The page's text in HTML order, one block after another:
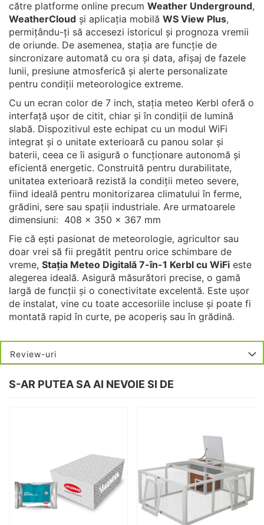
către platforme online precum Weather Underground,
WeatherCloud și aplicația mobilă WS View Plus,
permițându-ți să accesezi istoricul și prognoza vremii
de oriunde. De asemenea, stația are funcție de
sincronizare automată cu ora și data, afișaj de fazele
lunii, presiune atmosferică și alerte personalizate
pentru condiții meteorologice extreme.
Cu un ecran color de 7 inch, stația meteo Kerbl oferă o
interfață ușor de citit, chiar și în condiții de lumină
slabă. Dispozitivul este echipat cu un modul WiFi
integrat și o unitate exterioară cu panou solar și
baterii, ceea ce îi asigură o funcționare autonomă și
eficientă energetic. Construită pentru durabilitate,
unitatea exterioară rezistă la condiții meteo severe,
fiind ideală pentru monitorizarea climatului în ferme,
grădini, sere sau spații industriale. Are urmatoarele
dimensiuni: 408 x 350 x 367 mm
Fie că ești pasionat de meteorologie, agricultor sau
doar vrei să fii pregătit pentru orice schimbare de
vreme, Stația Meteo Digitală 7-în-1 Kerbl cu WiFi este
alegerea ideală. Asigură măsurători precise, o gamă
largă de funcții și o conectivitate excelentă. Este ușor
de instalat, vine cu toate accesoriile incluse și poate fi
montată rapid în curte, pe acoperiș sau în grădină.
Review-uri
S-AR PUTEA SA AI NEVOIE SI DE